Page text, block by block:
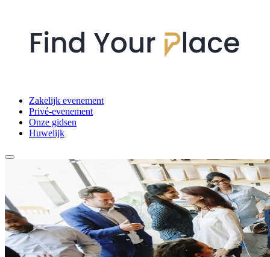
Zakelijk evenement
Privé-evenement
Onze gidsen
Huwelijk